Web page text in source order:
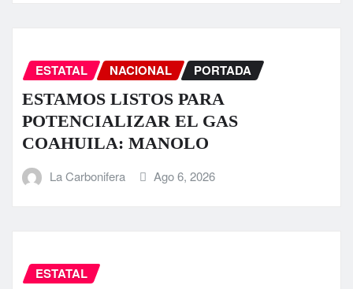
ESTATAL NACIONAL PORTADA
ESTAMOS LISTOS PARA
POTENCIALIZAR EL GAS
COAHUILA: MANOLO
La Carbonifera Ago 6, 2026
ESTATAL